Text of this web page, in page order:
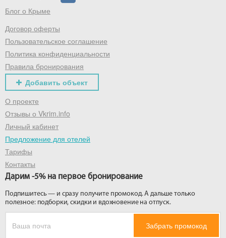
Блог о Крыме
Договор оферты
Пользовательское соглашение
Политика конфиденциальности
Правила бронирования
Добавить объект
О проекте
Отзывы о Vkrim.info
Личный кабинет
Предложение для отелей
Тарифы
Контакты
Дарим -5% на первое бронирование
Подпишитесь — и сразу получите промокод. А дальше только
полезное: подборки, скидки и вдохновение на отпуск.
Забрать промокод